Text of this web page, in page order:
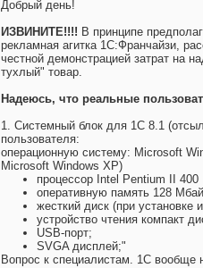
Добрый день!
ИЗВИНИТЕ!!!! В принципе
рекламная агитка 1С:Франчайзи,
честной демонстрацией затрат на
тухлый" товар.
Надеюсь, что реальные
1. Системный блок для 1С 8.1
пользователя:
операционную систему: Microsoft
Microsoft Windows XP)
процессор Intel Pentium II
оперативную память 128
жесткий диск (при установке
устройство чтения компакт
USB-порт;
SVGA дисплей;"
Вопрос к специалистам. 1С вообще